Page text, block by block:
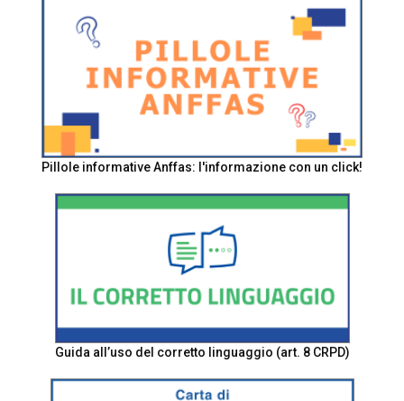
Pillole informative Anffas: l'informazione con un click!
Guida all’uso del corretto linguaggio (art. 8 CRPD)